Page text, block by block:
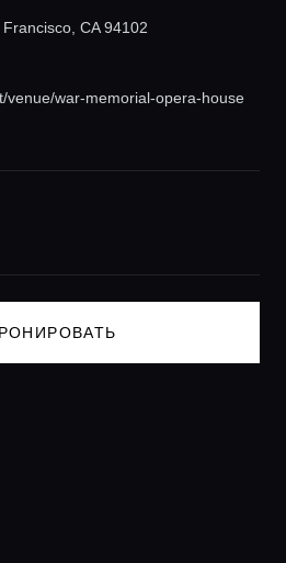
CA 94102
venue/war-memorial-opera-house